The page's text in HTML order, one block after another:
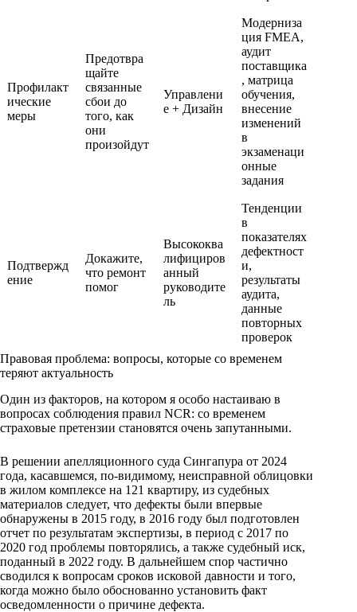
Профилакт
ические
меры
Предотвра
щайте
связанные
сбои до
того, как
они
произойдут
Управлени
е + Дизайн
Модерниза
ция FMEA,
аудит
поставщика
, матрица
обучения,
внесение
изменений
в
экзаменаци
онные
задания
Подтвержд
ение
Докажите,
что ремонт
помог
Высококва
лифициров
анный
руководите
ль
Тенденции
в
показателях
дефектност
и,
результаты
аудита,
данные
повторных
проверок
Правовая проблема: вопросы, которые со временем
теряют актуальность
Один из факторов, на котором я особо настаиваю в
вопросах соблюдения правил NCR: со временем
страховые претензии становятся очень запутанными.
В решении апелляционного суда Сингапура от 2024
года, касавшемся, по-видимому, неисправной облицовки
в жилом комплексе на 121 квартиру, из судебных
материалов следует, что дефекты были впервые
обнаружены в 2015 году, в 2016 году был подготовлен
отчет по результатам экспертизы, в период с 2017 по
2020 год проблемы повторялись, а также судебный иск,
поданный в 2022 году. В дальнейшем спор частично
сводился к вопросам сроков исковой давности и того,
когда можно было обоснованно установить факт
осведомленности о причине дефекта.